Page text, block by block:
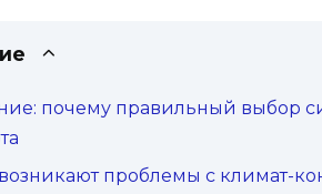
почему правильный выбор
проблемы с климат-